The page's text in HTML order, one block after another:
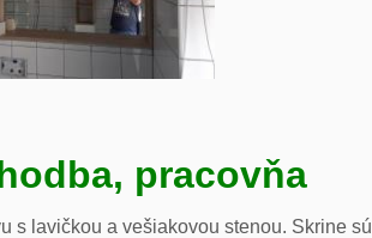
pracovňa
s lavičkou a vešiakovou stenou. Skrine sú